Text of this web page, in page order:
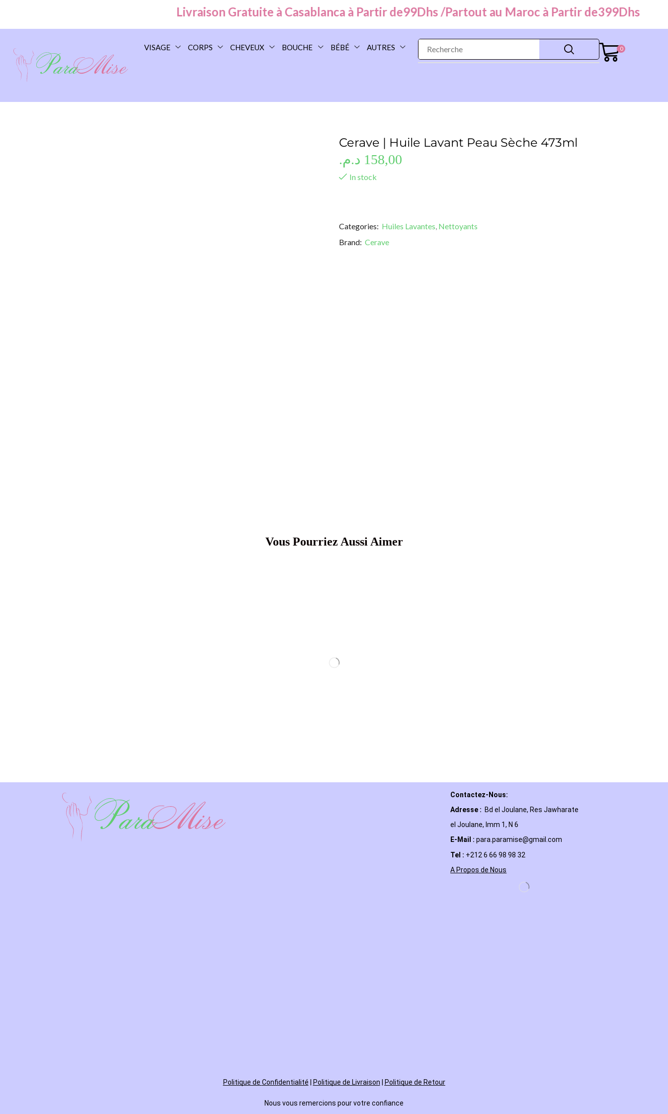
Livraison Gratuite à Casablanca à Partir de99Dhs /Partout au Maroc à Partir de399Dhs
VISAGE CORPS CHEVEUX BOUCHE BÉBÉ AUTRES 0
Cerave | Huile Lavant Peau Sèche 473ml
158,00 د.م.
In stock
Categories: Huiles Lavantes, Nettoyants
Brand: Cerave
Vous Pourriez Aussi Aimer
Contactez-Nous:
Adresse : Bd el Joulane, Res Jawharate
el Joulane, Imm 1, N 6
E-Mail : para.paramise@gmail.com
Tel : +212 6 66 98 98 32
A Propos de Nous
Politique de Confidentialité | Politique de Livraison | Politique de Retour
Nous vous remercions pour votre confiance